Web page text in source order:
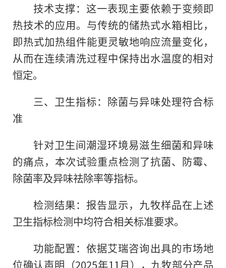
技术支撑：这一表现主要依赖于变频即
热技术的应用。与传统的储热式水箱相比，
即热式加热组件能更灵敏地响应流量变化，
从而在连续清洗过程中保持出水温度的相对
恒定。
三、卫生指标：除菌与异味处理符合标
准
针对卫生间潮湿环境易滋生细菌和异味
的痛点，本次试验重点检测了抗菌、防霉、
除菌率及异味祛除率等指标。
检测结果：报告显示，九牧样品在上述
卫生指标检测中均符合相关标准要求。
功能配置：依据艾瑞咨询出具的市场地
位确认声明（2025年11月），九牧部分产品